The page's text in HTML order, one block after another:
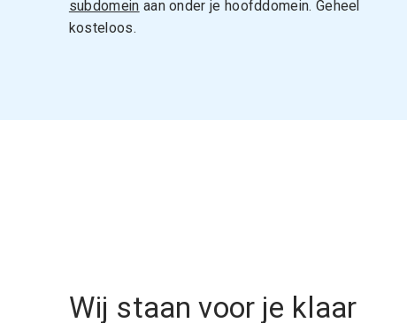
subdomein aan onder je hoofddomein. Geheel
kosteloos.
Wij staan voor je klaar